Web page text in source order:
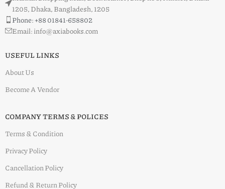
1205, Dhaka, Bangladesh, 1205
Phone: +88 01841-658802
Email: info@axiabooks.com
USEFUL LINKS
About Us
Become A Vendor
COMPANY TERMS & POLICES
Terms & Condition
Privacy Policy
Cancellation Policy
Refund & Return Policy